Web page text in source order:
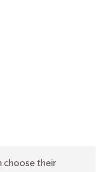
choose their